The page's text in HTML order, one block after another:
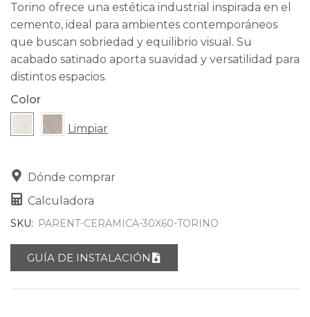
Torino ofrece una estética industrial inspirada en el
cemento, ideal para ambientes contemporáneos
que buscan sobriedad y equilibrio visual. Su
acabado satinado aporta suavidad y versatilidad para
distintos espacios.
Color
Limpiar
Dónde comprar
Calculadora
SKU: PARENT-CERAMICA-30X60-TORINO
GUÍA DE INSTALACIÓN